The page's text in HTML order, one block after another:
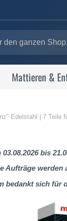
Mattieren &
Edelstahl | 7 Teile
bis
Aufträge
bedankt sich für